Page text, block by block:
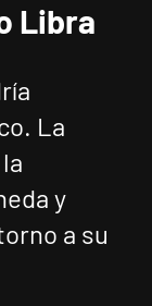
Libra
La
y
a su